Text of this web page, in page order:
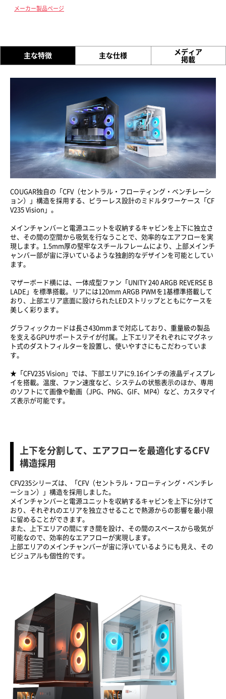
メーカー製品ページ
主な特徴 主な仕様
メディア
掲載
COUGAR独自の「CFV（セントラル・フローティング・ベンチレーシ
ョン）」構造を採用する、ピラーレス設計のミドルタワーケース「CF
V235 Vision」。
メインチャンバーと電源ユニットを収納するキャビンを上下に独立さ
せ、その間の空間から吸気を行なうことで、効率的なエアフローを実
現します。1.5mm厚の堅牢なスチールフレームにより、上部メインチ
ャンバー部が宙に浮いているような独創的なデザインを可能としてい
ます。
マザーボード横には、一体成型ファン「UNITY 240 ARGB REVERSE B
LADE」を標準搭載。リアには120mm ARGB PWMを1基標準搭載して
おり、上部エリア底面に設けられたLEDストリップとともにケースを
美しく彩ります。
グラフィックカードは長さ430mmまで対応しており、重量級の製品
を支えるGPUサポートステイが付属。上下エリアそれぞれにマグネッ
ト式のダストフィルターを設置し、使いやすさにもこだわっていま
す。
★「CFV235 Vision」では、下部エリアに9.16インチの液晶ディスプレ
イを搭載。温度、ファン速度など、システムの状態表示のほか、専用
のソフトにて画像や動画（JPG、PNG、GIF、MP4）など、カスタマイ
ズ表示が可能です。
上下を分割して、エアフローを最適化するCFV
構造採用
CFV235シリーズは、「CFV（セントラル・フローティング・ベンチレ
ーション）」構造を採用しました。
メインチャンバーと電源ユニットを収納するキャビンを上下に分けて
おり、それぞれのエリアを独立させることで熱源からの影響を最小限
に留めることができます。
また、上下エリアの間にすき間を設け、その間のスペースから吸気が
可能なので、効率的なエアフローが実現します。
上部エリアのメインチャンバーが宙に浮いているようにも見え、その
ビジュアルも個性的です。